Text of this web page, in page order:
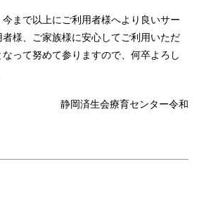
まで以上にご利用者様へより良いサー
様、ご家族様に安心してご利用いただ
って努めて参りますので、何卒よろし
静岡済生会療育センター令和